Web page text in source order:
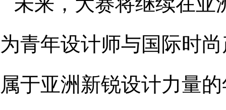
为青年设计师与国际时
属于亚洲新锐设计力量